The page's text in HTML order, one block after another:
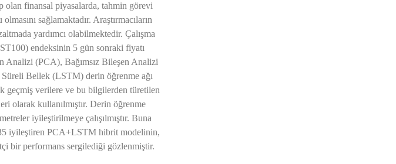
olan finansal piyasalarda, tahmin görevi
sağlamaktadır. Araştırmacıların
yardımcı olabilmektedir. Çalışma
endeksinin 5 gün sonraki fiyatı
Analizi (PCA), Bağımsız Bileşen Analizi
Bellek (LSTM) derin öğrenme ağı
geçmiş verilere ve bu bilgilerden türetilen
olarak kullanılmıştır. Derin öğrenme
iyileştirilmeye çalışılmıştır. Buna
iyileştiren PCA+LSTM hibrit modelinin,
bir performans sergilediği gözlenmiştir.